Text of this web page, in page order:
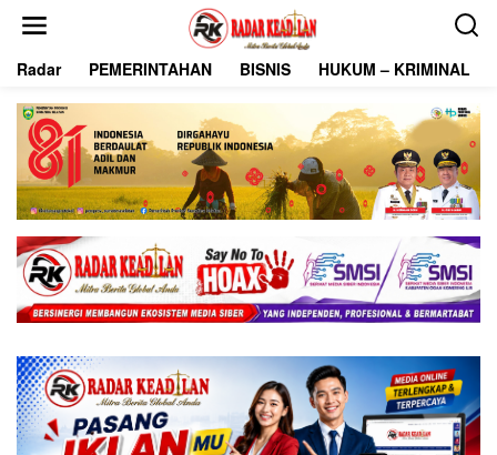
Radar PEMERINTAHAN BISNIS HUKUM – KRIMINAL